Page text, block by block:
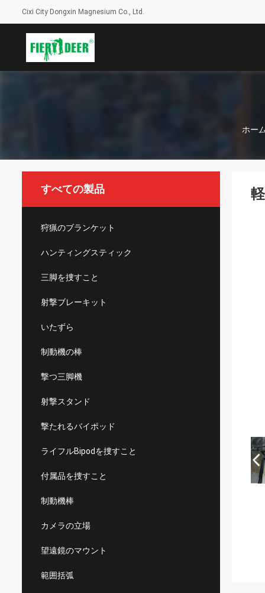
Cixi City Dongxin Magnesium Co., Ltd.
ホー
すべての製品
狩猟のブランケット
ハンティングスティック
三脚を捜すこと
射撃ブレーキット
いたずら
制動機の棒
撃つ三脚機
射撃スタンド
撃たれるバイポッド
ライフルBipodを捜すこと
付属品を捜すこと
制動機棒
カメラの立場
望遠鏡のマウント
範囲括弧